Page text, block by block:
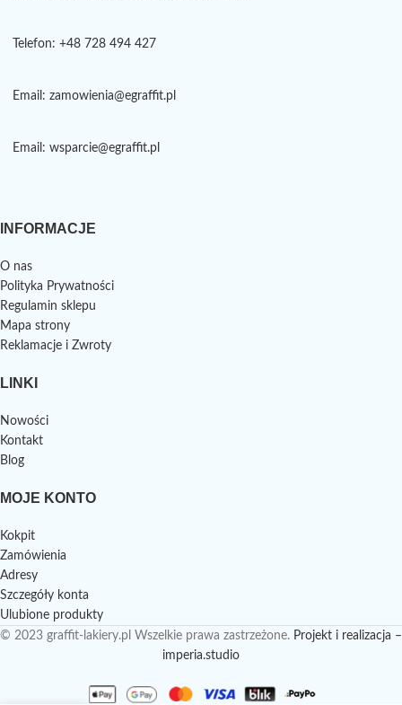
Telefon: +48 728 494 427
Email: zamowienia@egraffit.pl
Email: wsparcie@egraffit.pl
INFORMACJE
O nas
Polityka Prywatności
Regulamin sklepu
Mapa strony
Reklamacje i Zwroty
LINKI
Nowości
Kontakt
Blog
MOJE KONTO
Kokpit
Zamówienia
Adresy
Szczegóły konta
Ulubione produkty
© 2023 graffit-lakiery.pl Wszelkie prawa zastrzeżone. Projekt i realizacja –
imperia.studio